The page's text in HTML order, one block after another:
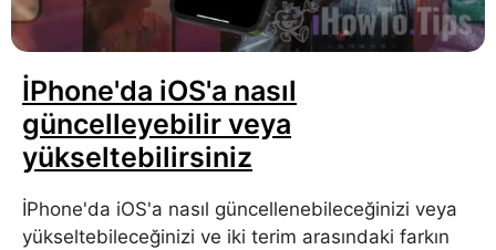
İPhone'da iOS'a nasıl
güncelleyebilir veya
yükseltebilirsiniz
İPhone'da iOS'a nasıl güncellenebileceğinizi veya
yükseltebileceğinizi ve iki terim arasındaki farkın